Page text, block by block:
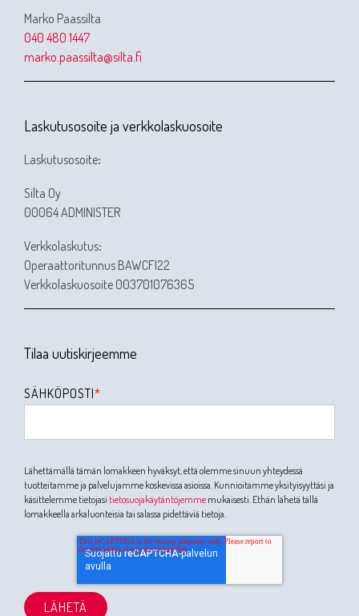
Marko Paassilta
040 480 1447
marko.paassilta@silta.fi
Laskutusosoite ja verkkolaskuosoite
Laskutusosoite:
Silta Oy
00064 ADMINISTER
Verkkolaskutus:
Operaattoritunnus BAWCFI22
Verkkolaskuosoite 003701076365
Tilaa uutiskirjeemme
SÄHKÖPOSTI*
Lähettämällä tämän lomakkeen hyväksyt, että olemme sinuun yhteydessä
tuotteitamme ja palvelujamme koskevissa asioissa. Kunnioitamme yksityisyyttäsi ja
käsittelemme tietojasi tietosuojakäytäntöjemme mukaisesti. Ethän lähetä tällä
lomakkeella arkaluonteisia tai salassa pidettäviä tietoja.